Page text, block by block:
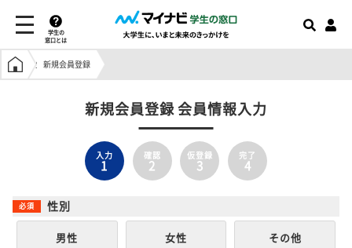
学生の
窓口とは
学生の窓口トップ
新規会員登録
新規会員登録 会員情報入力
入力
1
確認
2
仮登録
3
完了
4
性別
男性 女性 その他